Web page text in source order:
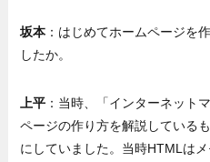
坂本 ：はじめてホームページを
したか。
上平 ：当時、「インターネット
ページの作り方を解説している
にしていました。当時HTMLは